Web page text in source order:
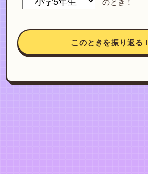
このときを振り返る！